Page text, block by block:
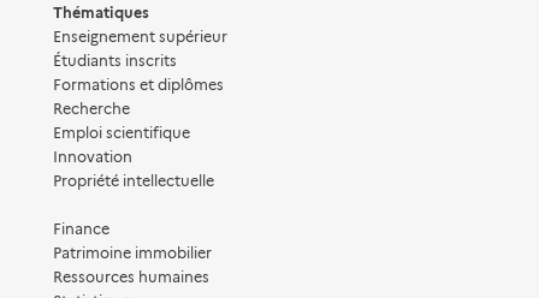
Thématiques
Enseignement supérieur
Étudiants inscrits
Formations et diplômes
Recherche
Emploi scientifique
Innovation
Propriété intellectuelle
Finance
Patrimoine immobilier
Ressources humaines